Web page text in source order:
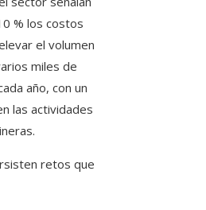
% los costos
el volumen
miles de
año, con un
las actividades
retos que